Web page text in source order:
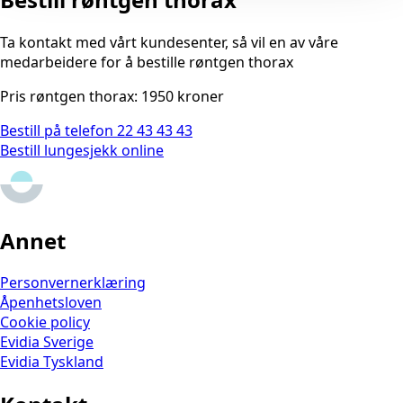
Ta kontakt med vårt kundesenter, så vil en av våre
medarbeidere for å bestille røntgen thorax
Pris røntgen thorax: 1950 kroner
Bestill på telefon 22 43 43 43
Bestill lungesjekk online
Annet
Personvernerklæring
Åpenhetsloven
Cookie policy
Evidia Sverige
Evidia Tyskland